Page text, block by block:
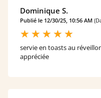
Dominique S.
Publié le 12/30/25, 10:56 AM
servie en toasts au
appréciée